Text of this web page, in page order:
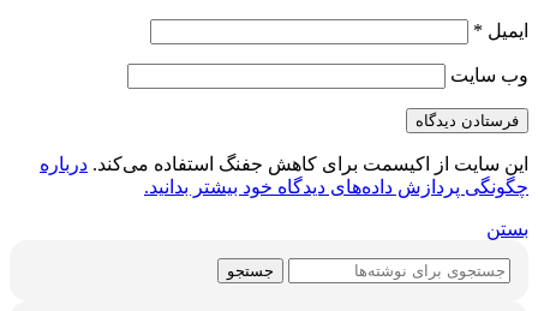
ایمیل *
وب‌ سایت
این سایت از اکیسمت برای کاهش جفنگ استفاده می‌کند. درباره
چگونگی پردازش داده‌های دیدگاه خود بیشتر بدانید.
بستن
جستجو